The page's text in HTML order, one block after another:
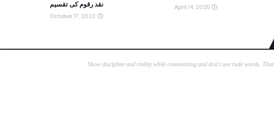
April 14, 2025
نقد رقوم کی تقسیم
October 17, 2023
Show discipline and civility while commenting and don't use rude words.